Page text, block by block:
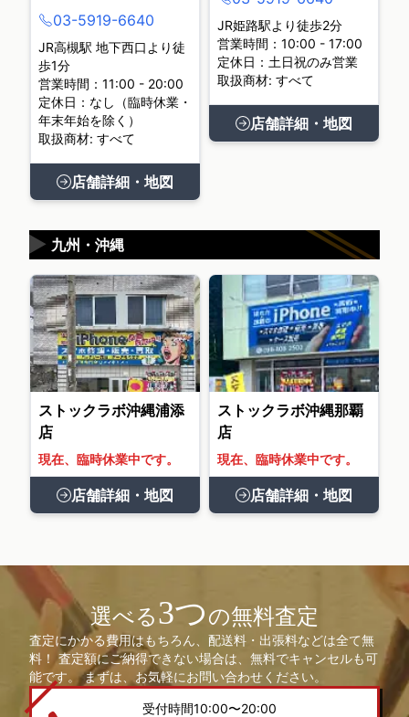
03-5919-6640
JR高槻駅 地下西口より徒
歩1分
営業時間：11:00 - 20:00
定休日：なし（臨時休業・
年末年始を除く）
取扱商材: すべて
店舗詳細・地図
JR姫路駅より徒歩2分
営業時間：10:00 - 17:00
定休日：土日祝のみ営業
取扱商材: すべて
店舗詳細・地図
九州・沖縄
▶
ストックラボ沖縄浦添
店
現在、臨時休業中です。
店舗詳細・地図
ストックラボ沖縄那覇
店
現在、臨時休業中です。
店舗詳細・地図
選べる3つの無料査定
査定にかかる費用はもちろん、配送料・出張料などは全て無
料！ 査定額にご納得できない場合は、無料でキャンセルも可
能です。 まずは、お気軽にお問い合わせください。
受付時間10:00〜20:00